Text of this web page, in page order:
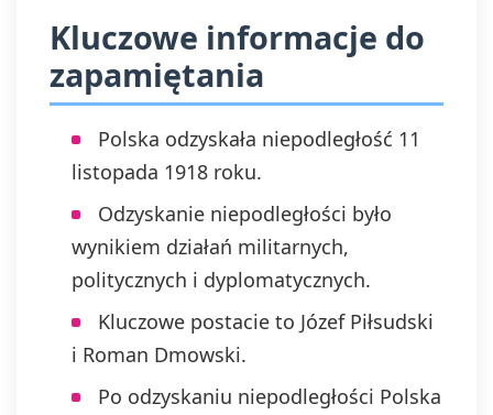
Kluczowe informacje do
zapamiętania
Polska odzyskała niepodległość 11
listopada 1918 roku.
Odzyskanie niepodległości było
wynikiem działań militarnych,
politycznych i dyplomatycznych.
Kluczowe postacie to Józef Piłsudski
i Roman Dmowski.
Po odzyskaniu niepodległości Polska